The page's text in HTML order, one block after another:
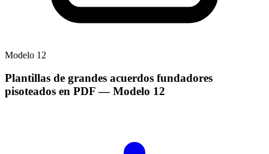
Modelo 12
Plantillas de grandes acuerdos fundadores
pisoteados en PDF— Modelo 12